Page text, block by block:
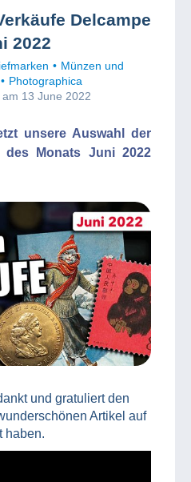
Delcampe
2022
Münzen und
Photographica
13 June 2022
unsere Auswahl der
des Monats Juni 2022
und gratuliert den
Artikel auf
haben.